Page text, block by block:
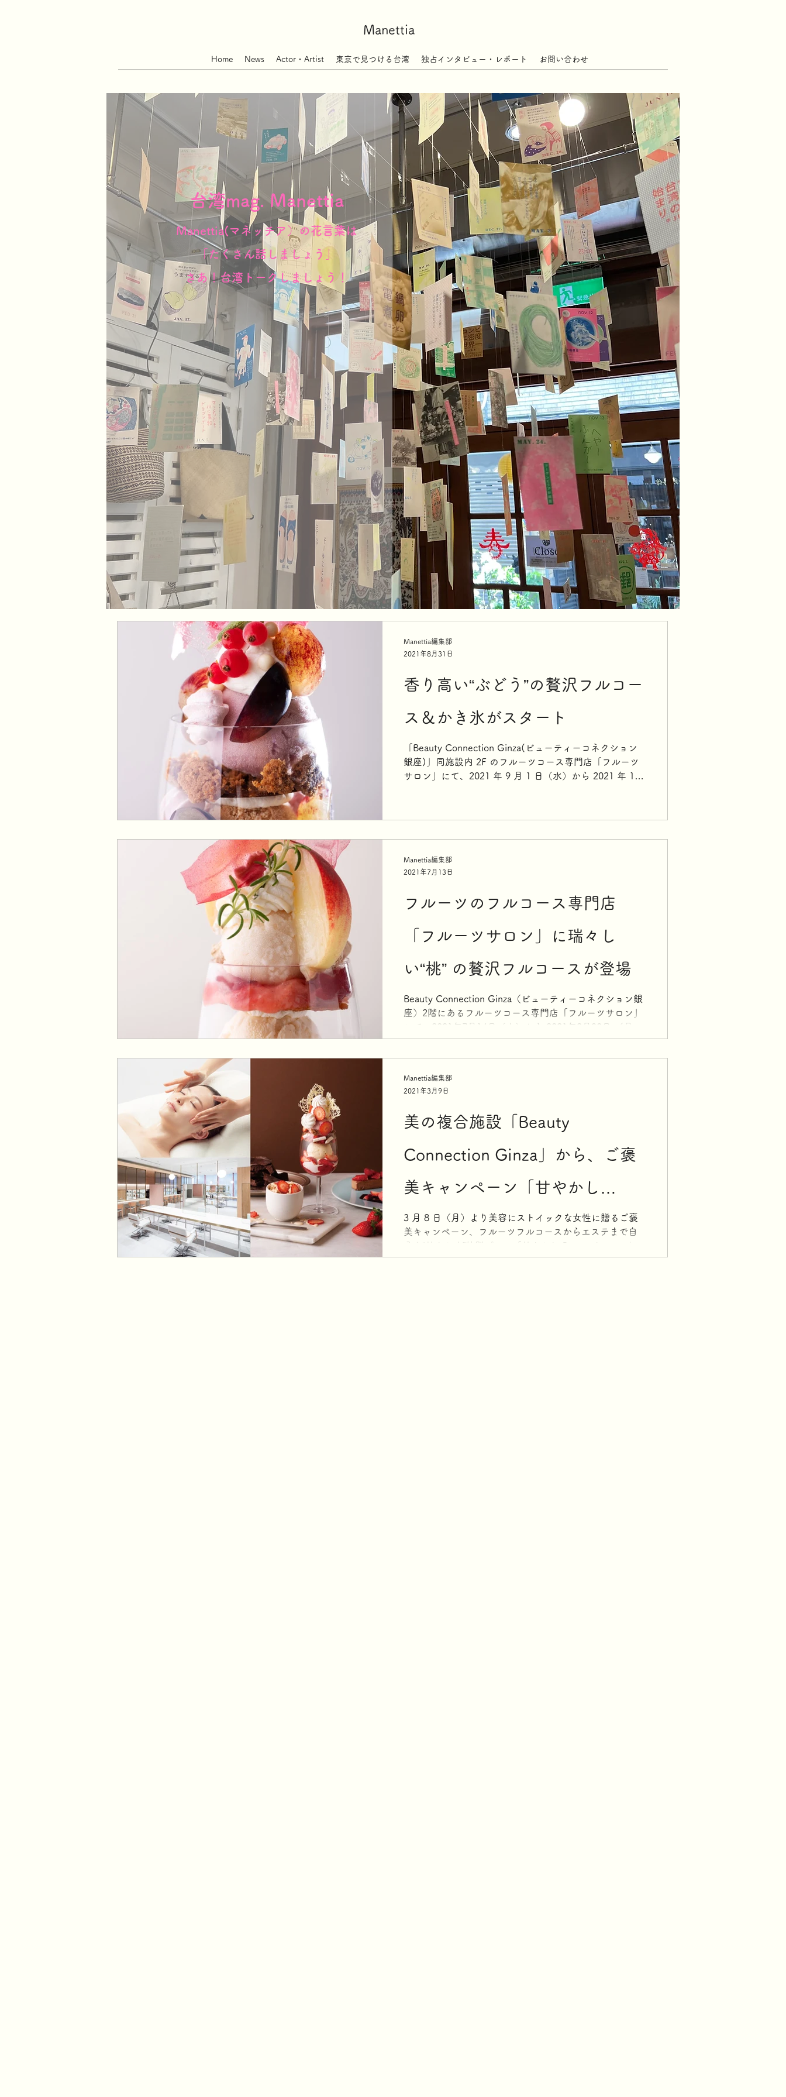
Manettia
Home News Actor・Artist 東京で見つける台湾 独占インタビュー・レポート お問い合わせ
台湾mag. Manettia
Manettia(マネッチア）の花言葉は
「たくさん話しましょう」
​さあ！台湾トークしましょう！​
香り高い“ぶどう”の贅沢フルコー
ス＆かき氷がスタート
「Beauty Connection Ginza(ビューティーコネクション
銀座)」同施設内 2F のフルーツコース専門店「フルーツ
サロン」にて、2021 年 9 月 1 日（水）から 2021 年 10
Manettia編集部
2021年8月31日
フルーツのフルコース専門店
「フルーツサロン」に瑞々し
い“桃” の贅沢フルコースが登場
Beauty Connection Ginza（ビューティーコネクション銀
座）2階にあるフルーツコース専門店「フルーツサロン」
にて、2021年7月14日（水）から 2021年8月30日 （月）
までの期間限定で旬の桃を使用したフルコースが登場す
Manettia編集部
2021年7月13日
美の複合施設「Beauty
Connection Ginza」から、ご褒
美キャンペーン「甘やかし
Beauty Journey 」スタート
3 月 8 日（月）より美容にストイックな女性に贈るご褒
美キャンペーン、フルーツフルコースからエステまで自
分を“甘やかす”特別プラン「甘やかし Beauty Journey」が
開催。 誰もが美を自由に楽しみ、新たな可能性に心を躍
Manettia編集部
2021年3月9日